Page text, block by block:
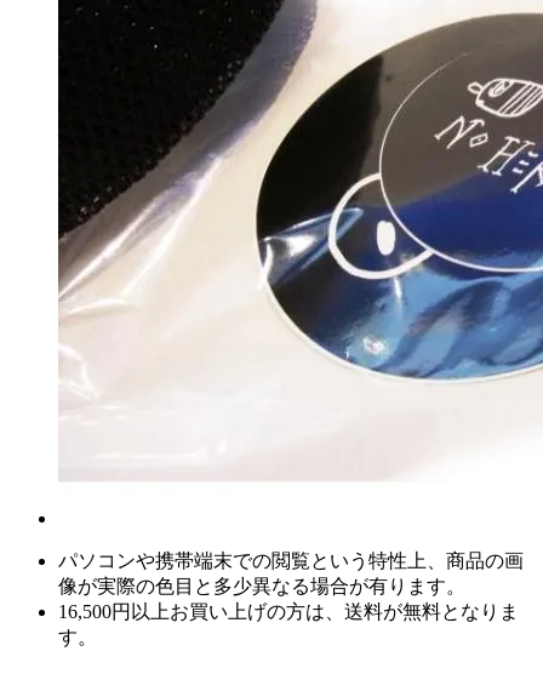
パソコンや携帯端末での閲覧という特性上、商品の画
像が実際の色目と多少異なる場合が有ります。
16,500円以上お買い上げの方は、 送料が無料となりま
す。